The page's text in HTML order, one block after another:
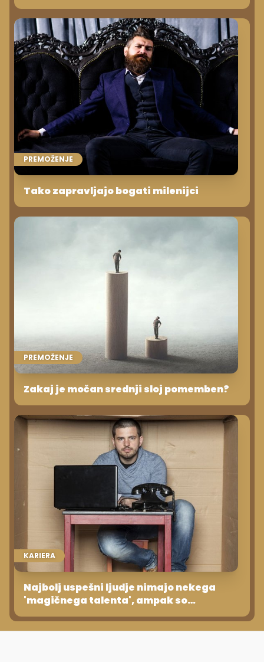
PREMOŽENJE
Tako zapravljajo bogati milenijci
PREMOŽENJE
Zakaj je močan srednji sloj pomemben?
KARIERA
Najbolj uspešni ljudje nimajo nekega
'magičnega talenta', ampak so
predvsem veliko delali